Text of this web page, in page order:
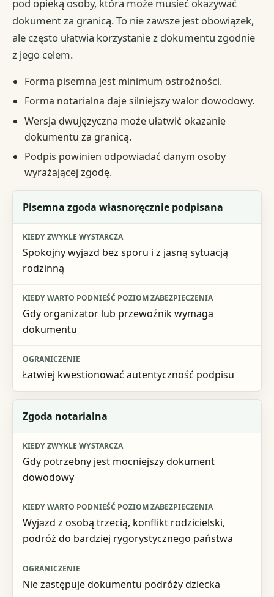
pod opieką osoby, która może musieć okazywać
dokument za granicą. To nie zawsze jest obowiązek,
ale często ułatwia korzystanie z dokumentu zgodnie
z jego celem.
Forma pisemna jest minimum ostrożności.
Forma notarialna daje silniejszy walor dowodowy.
Wersja dwujęzyczna może ułatwić okazanie
dokumentu za granicą.
Podpis powinien odpowiadać danym osoby
wyrażającej zgodę.
Forma dokumentu
Kiedy zwykle wystarcza
Kiedy warto podnieść poziom zabezpieczenia
Pisemna zgoda własnoręcznie podpisana
Spokojny wyjazd bez sporu i z jasną sytuacją
rodzinną
Gdy organizator lub przewoźnik wymaga
dokumentu
Łatwiej kwestionować autentyczność podpisu
Zgoda notarialna
Gdy potrzebny jest mocniejszy dokument
dowodowy
Wyjazd z osobą trzecią, konflikt rodzicielski,
podróż do bardziej rygorystycznego państwa
Nie zastępuje dokumentu podróży dziecka